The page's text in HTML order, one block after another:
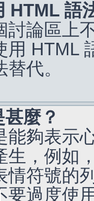
HTML 語
討論區上
用 HTML
代。
麼？
能夠表示
生，例如
情符號的
要過度使